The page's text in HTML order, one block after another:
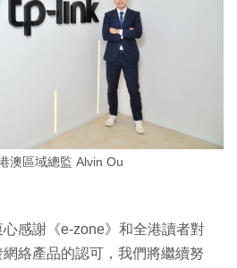
澳區域總監 Alvin Ou
感謝《e-zone》和全港讀者對
絡產品的認可，我們將繼續努